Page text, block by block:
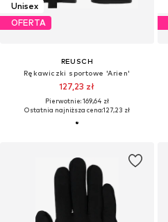
Unisex
OFERTA
REUSCH
Rękawiczki sportowe 'Arien'
127,23 zł
Pierwotnie: 169,64 zł
Ostatnia najniższa cena:127,23 zł